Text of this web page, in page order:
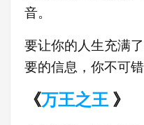
音。
要让你的人生充满
要的信息，你不可错
《万王之王 》